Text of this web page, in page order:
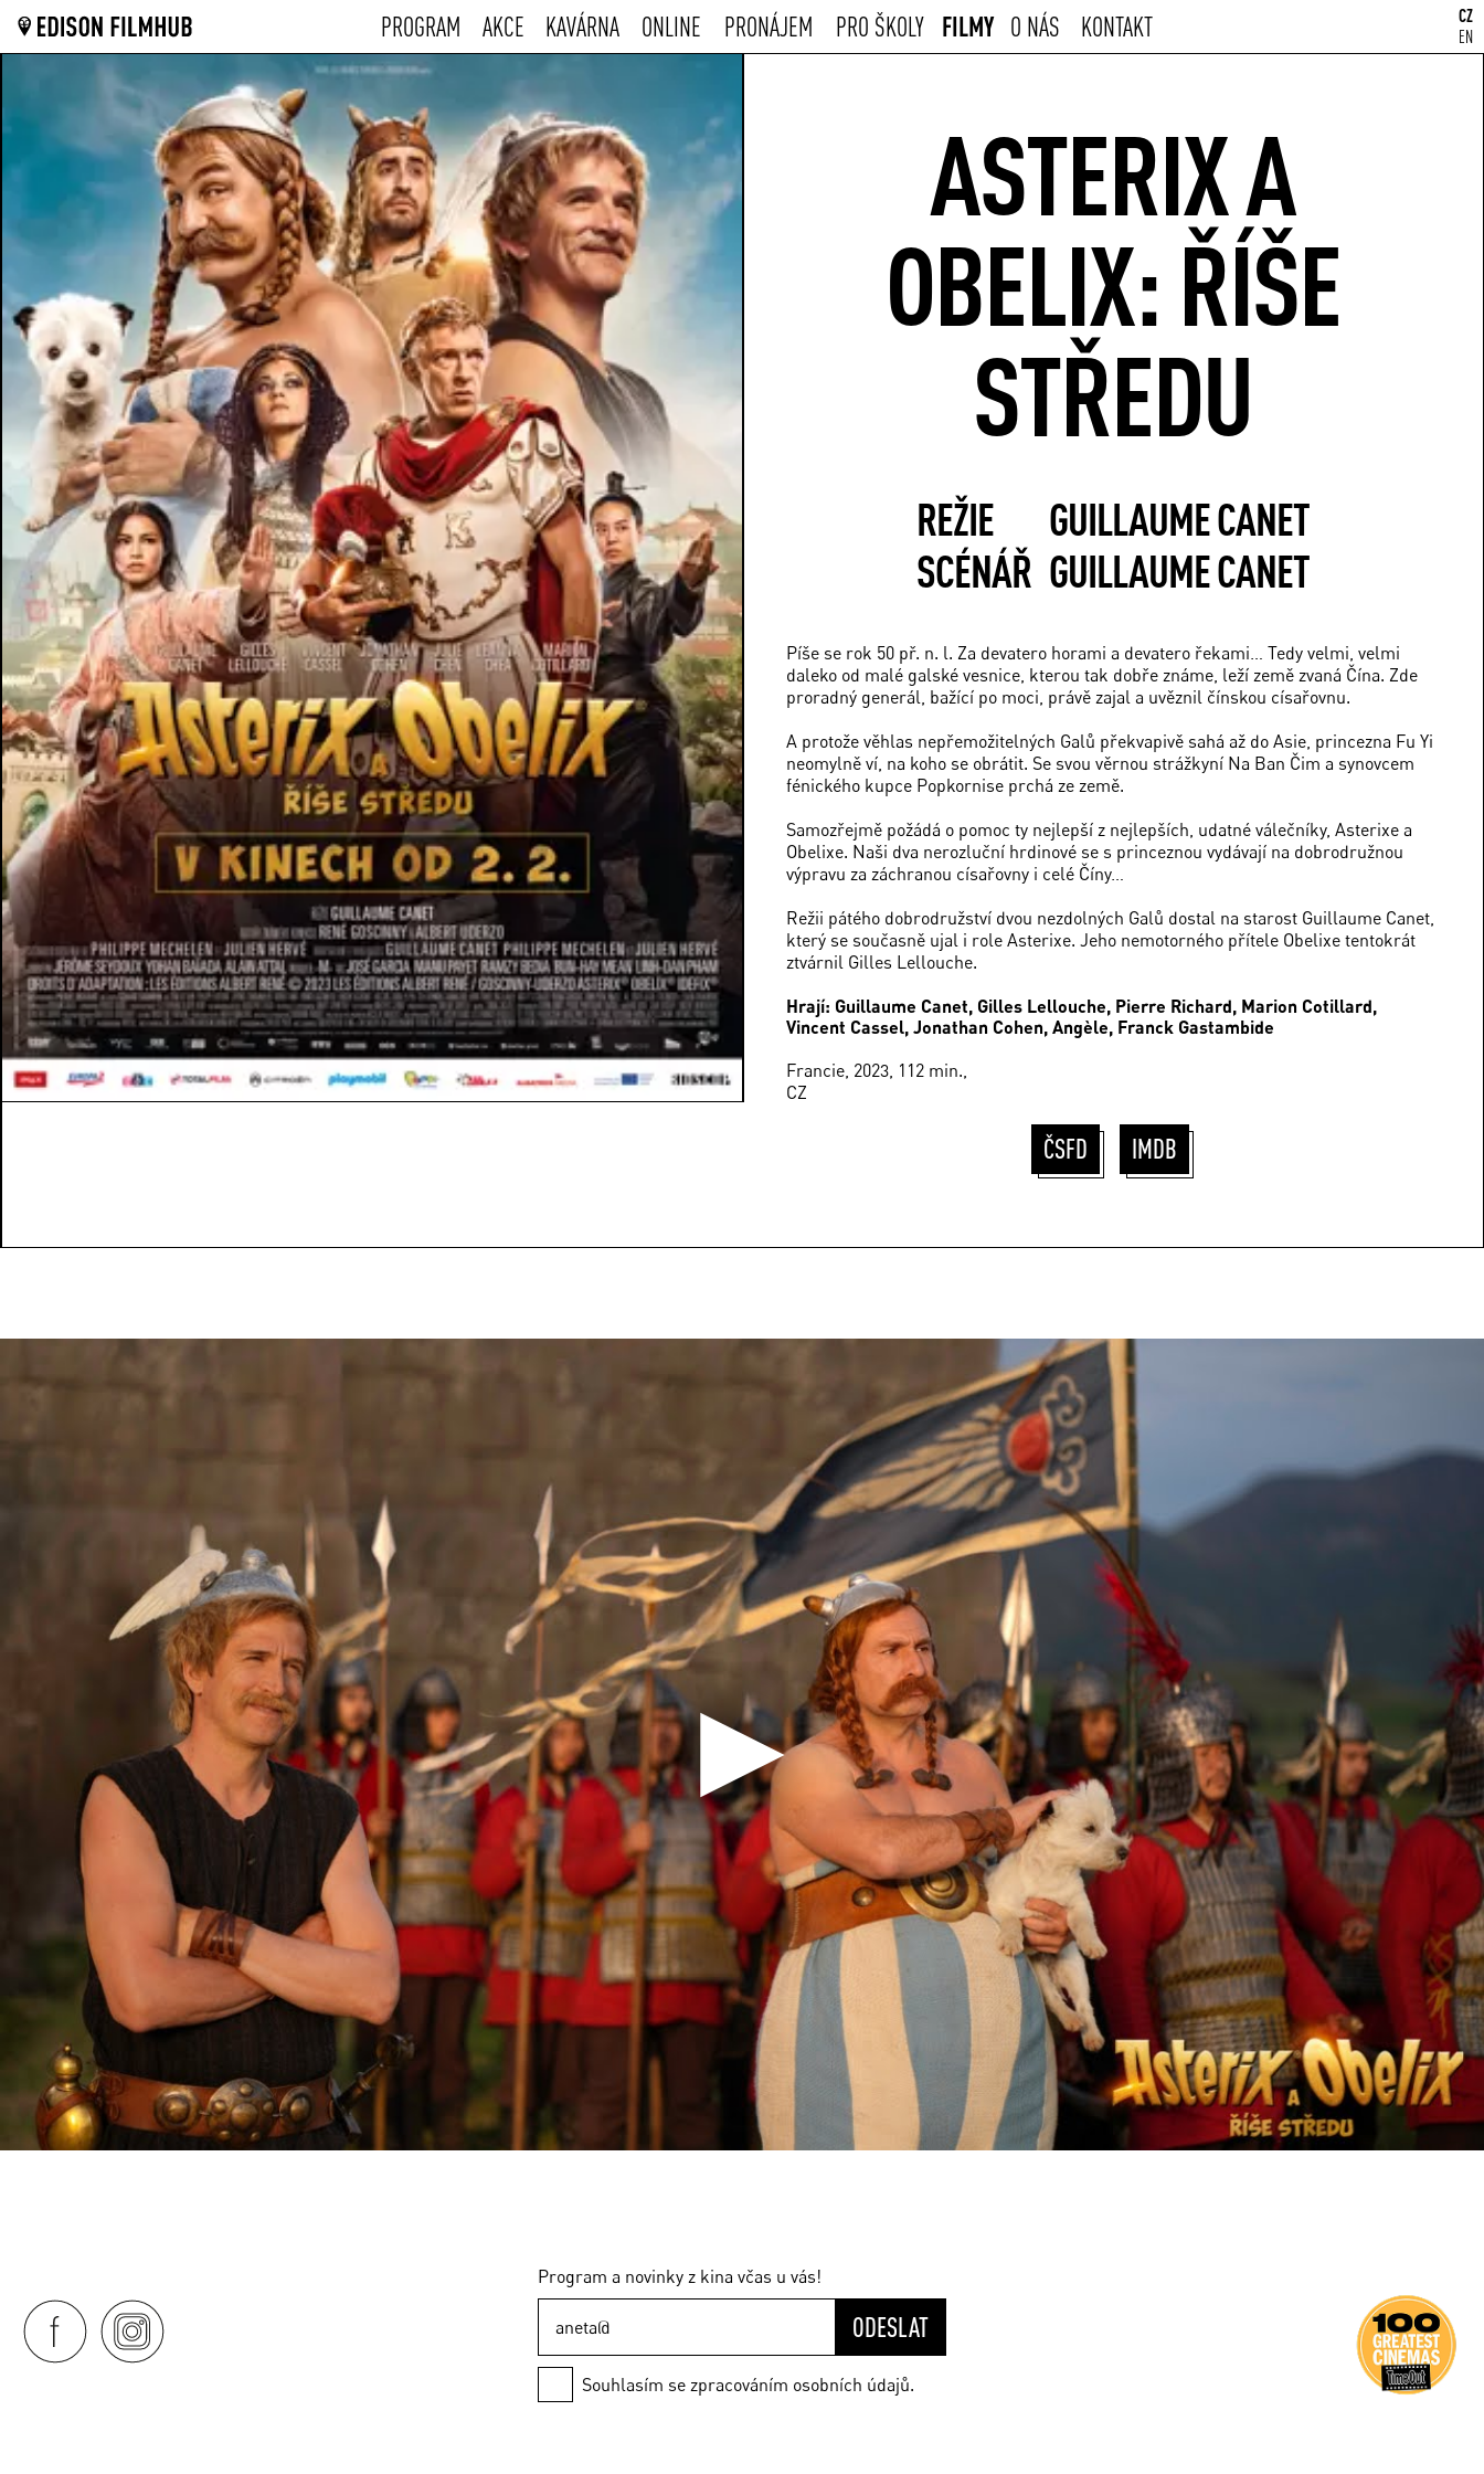
PROGRAM AKCE KAVÁRNA ONLINE PRONÁJEM PRO ŠKOLY FILMY O NÁS KONTAKT
CZ
EN
ASTERIX A
OBELIX: ŘÍŠE
STŘEDU
REŽIE
GUILLAUME CANET
SCÉNÁŘ GUILLAUME CANET
Píše se rok 50 př. n. l. Za devatero horami a devatero řekami… Tedy velmi, velmi
daleko od malé galské vesnice, kterou tak dobře známe, leží země zvaná Čína. Zde
proradný generál, bažící po moci, právě zajal a uvěznil čínskou císařovnu.
A protože věhlas nepřemožitelných Galů překvapivě sahá až do Asie, princezna Fu Yi
neomylně ví, na koho se obrátit. Se svou věrnou strážkyní Na Ban Čim a synovcem
fénického kupce Popkornise prchá ze země.
Samozřejmě požádá o pomoc ty nejlepší z nejlepších, udatné válečníky, Asterixe a
Obelixe. Naši dva nerozluční hrdinové se s princeznou vydávají na dobrodružnou
výpravu za záchranou císařovny i celé Číny…
Režii pátého dobrodružství dvou nezdolných Galů dostal na starost Guillaume Canet,
který se současně ujal i role Asterixe. Jeho nemotorného přítele Obelixe tentokrát
ztvárnil Gilles Lellouche.
Hrají: Guillaume Canet, Gilles Lellouche, Pierre Richard, Marion Cotillard,
Vincent Cassel, Jonathan Cohen, Angèle, Franck Gastambide
Francie, 2023, 112 min.,
CZ
ČSFD IMDB
Program a novinky z kina včas u vás!
ODESLAT
Souhlasím se zpracováním osobních údajů.